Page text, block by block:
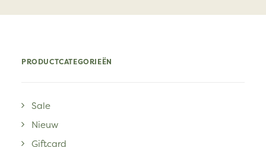
PRODUCTCATEGORIEËN
Sale
Nieuw
Giftcard